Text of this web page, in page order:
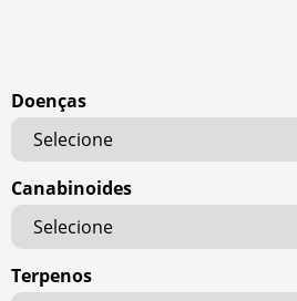
Doenças
Canabinoides
Terpenos